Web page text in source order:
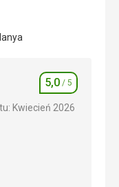
Ocena
5,0 / 5
Kwiecień 2026